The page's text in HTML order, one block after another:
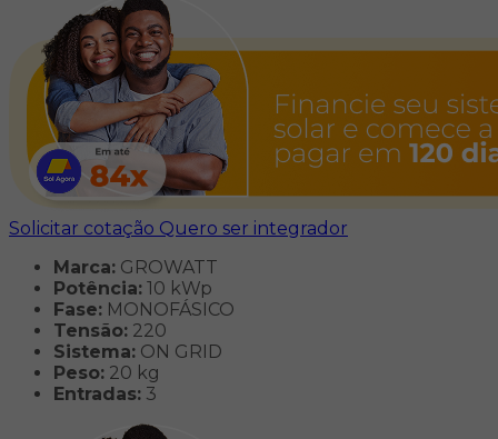
Solicitar cotação Quero ser integrador
Marca: GROWATT
Potência: 10 kWp
Fase: MONOFÁSICO
Tensão: 220
Sistema: ON GRID
Peso: 20 kg
Entradas: 3